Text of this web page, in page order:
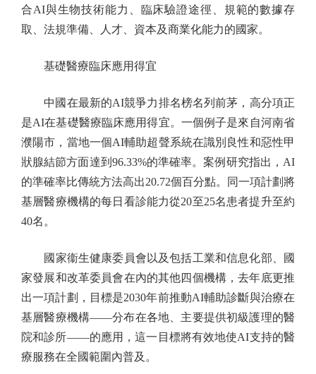
合AI與生物技術能力、臨床驗證途徑、規範的數據存
取、法規準備、人才、資本及商業化能力的國家。
基礎醫療臨床應用得宜
中國在最新的AI競爭力排名榜名列前茅，高分項正
是AI在基礎醫療臨床應用得宜。一個例子是來自河南省
濮陽市，當地一個AI輔助超聲系統在識別良性和惡性甲
狀腺結節方面達到96.33%的準確率。案例研究指出，AI
的準確率比傳統方法高出20.72個百分點。同一項計劃將
基層醫療機構的每日看診能力從20至25名患者提升至約
40名。
國家衞生健康委員會以及包括工業和信息化部、國
家發展和改革委員會在內的其他四個機構，去年底更推
出一項計劃，目標是2030年前推動AI輔助診斷與治療在
基層醫療機構——分布在各地、主要提供初級護理的醫
院和診所——的應用，這一目標將有效地使AI支持的醫
療服務在全國範圍內普及。